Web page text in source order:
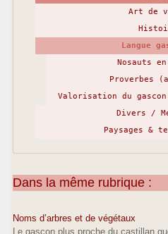
Art de
Langue
Nosauts
Proverbes
Valorisation du
Divers /
Paysages &
Dans la même rubrique :
Noms d’arbres et de végétaux
Le gascon plus proche du castillan